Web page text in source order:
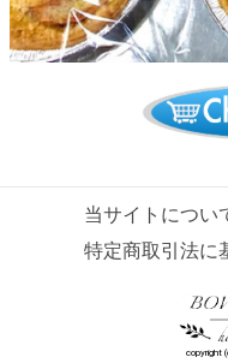
当サイトについ
特定商取引法に
copyright